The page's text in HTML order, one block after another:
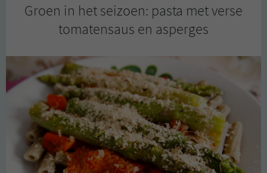
Groen in het seizoen: pasta met verse
tomatensaus en asperges